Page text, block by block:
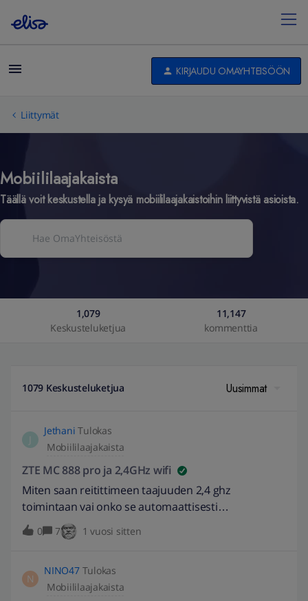
KIRJAUDU OMAYHTEISÖÖN
Liittymät
Mobiililaajakaista
Täällä voit keskustella ja kysyä mobiililaajakaistoihin liittyvistä asioista.
1,079
Keskusteluketjua
11,147
kommenttia
1079 Keskusteluketjua Uusimmat
Jethani Tulokas
Mobiililaajakaista
ZTE MC 888 pro ja 2,4GHz wifi
Miten saan reitittimeen taajuuden 2,4 ghz
toimintaan vai onko se automaattisesti
käytössä? EDIT: 23.9.2024 // Muokattu otsikkoa
kuvaavammaksi. -Burnett
0 7 1 vuosi sitten
N
NINO47 Tulokas
Mobiililaajakaista